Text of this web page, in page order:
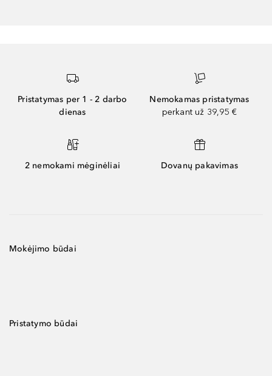
Pristatymas per 1 - 2 darbo
dienas
Nemokamas pristatymas
perkant už 39,95 €
2 nemokami mėginėliai Dovanų pakavimas
Mokėjimo būdai
Pristatymo būdai